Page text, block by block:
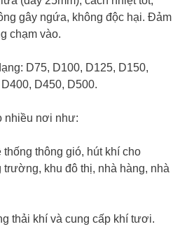
gây ngứa, không độc hại. Đảm
chạm vào.
D75, D100, D125, D150,
D450, D500.
nhiều nơi như:
thông gió, hút khí cho
khu đô thị, nhà hàng, nhà
thải khí và cung cấp khí tươi.